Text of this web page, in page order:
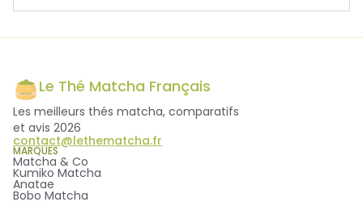
être utilisées aussi bien en version nature qu'en
marques privilégient un matcha cérémonie pur,
des versions latte. Notre comparatif vous permet
de comparer les principales références afin de
trouver celle qui correspond le mieux à vos
attentes.
Le Thé Matcha Français
Les meilleurs thés matcha, comparatifs
et avis 2026
contact@lethematcha.fr
MARQUES
Matcha & Co
Kumiko Matcha
Anatae
Bobo Matcha